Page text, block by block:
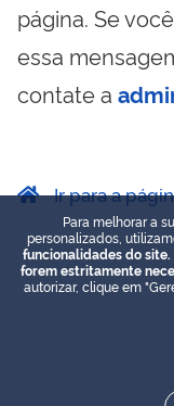
página. Se
essa
contate a
Ir para a
Para melhorar a
personalizados,
funcionalidades do site.
forem estritamente
autorizar, clique em